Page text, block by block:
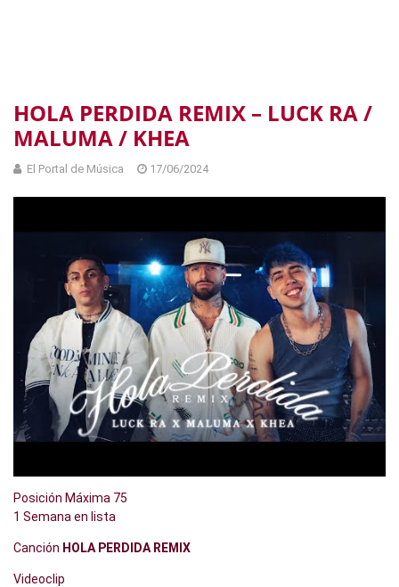
HOLA PERDIDA REMIX – LUCK RA /
MALUMA / KHEA
El Portal de Música 17/06/2024
Posición Máxima 75
1 Semana en lista
Canción HOLA PERDIDA REMIX
Videoclip